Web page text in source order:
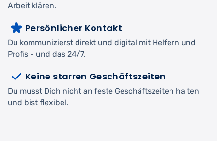
Arbeit klären.
Persönlicher Kontakt
Du kommunizierst direkt und digital mit Helfern und
Profis - und das 24/7.
Keine starren Geschäftszeiten
Du musst Dich nicht an feste Geschäftszeiten halten
und bist flexibel.